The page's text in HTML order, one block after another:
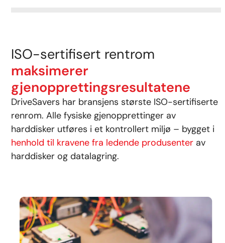
ISO-sertifisert rentrom
maksimerer
gjenopprettingsresultatene
DriveSavers har bransjens største ISO-sertifiserte
renrom. Alle fysiske gjenopprettinger av
harddisker utføres i et kontrollert miljø – bygget i
henhold til kravene fra ledende produsenter av
harddisker og datalagring.